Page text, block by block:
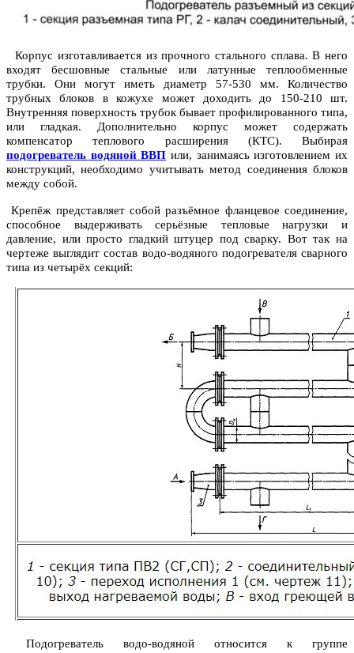
Корпус изготавливается из прочного стального сплава. В него
входят бесшовные стальные или латунные теплообменные
трубки. Они могут иметь диаметр 57-530 мм. Количество
трубных блоков в кожухе может доходить до 150-210 шт.
Внутренняя поверхность трубок бывает профилированного типа,
или гладкая. Дополнительно корпус может содержать
компенсатор теплового расширения (КТС). Выбирая
подогреватель водяной ВВП или, занимаясь изготовлением их
конструкций, необходимо учитывать метод соединения блоков
между собой.
Крепёж представляет собой разъёмное фланцевое соединение,
способное выдерживать серьёзные тепловые нагрузки и
давление, или просто гладкий штуцер под сварку. Вот так на
чертеже выглядит состав водо-водяного подогревателя сварного
типа из четырёх секций:
Подогреватель водо-водяной относится к группе